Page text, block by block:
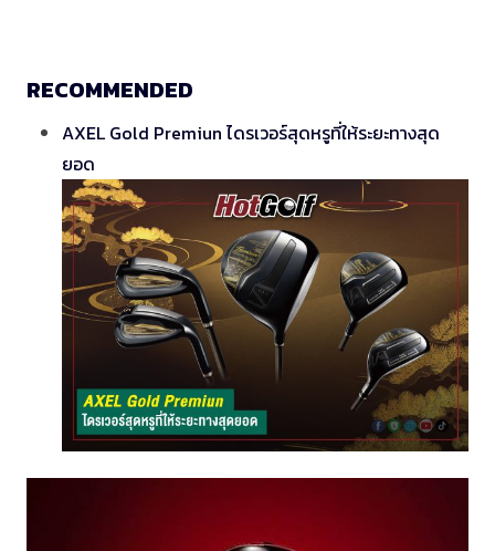
RECOMMENDED
AXEL Gold Premiun ไดรเวอร์สุดหรูที่ให้ระยะทางสุด
ยอด